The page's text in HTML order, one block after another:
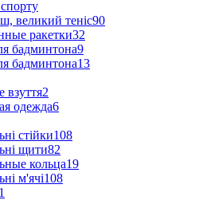
великий теніс90
ракетки32
бадминтона9
бадминтона13
взуття2
одежда6
стійки108
щити82
кольца19
м'ячі108